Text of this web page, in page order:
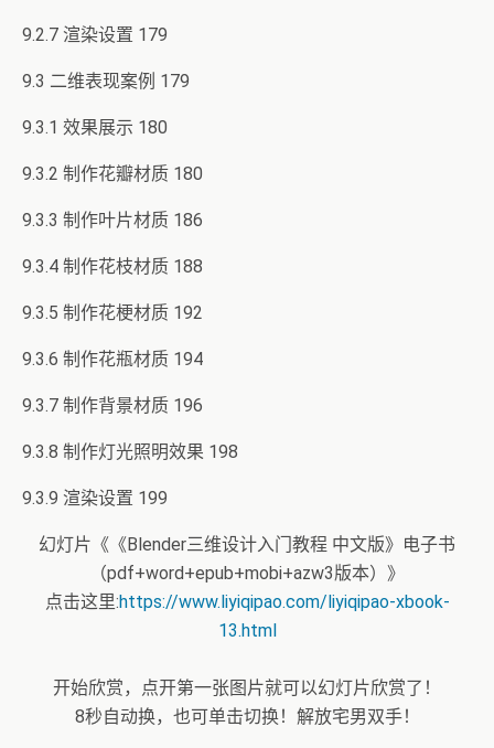
9.2.7 渲染设置 179
9.3 二维表现案例 179
9.3.1 效果展示 180
9.3.2 制作花瓣材质 180
9.3.3 制作叶片材质 186
9.3.4 制作花枝材质 188
9.3.5 制作花梗材质 192
9.3.6 制作花瓶材质 194
9.3.7 制作背景材质 196
9.3.8 制作灯光照明效果 198
9.3.9 渲染设置 199
幻灯片《《Blender三维设计入门教程 中文版》电子书
（pdf+word+epub+mobi+azw3版本）》
点击这里:https://www.liyiqipao.com/liyiqipao-xbook-
13.html
开始欣赏，点开第一张图片就可以幻灯片欣赏了！
8秒自动换，也可单击切换！解放宅男双手！